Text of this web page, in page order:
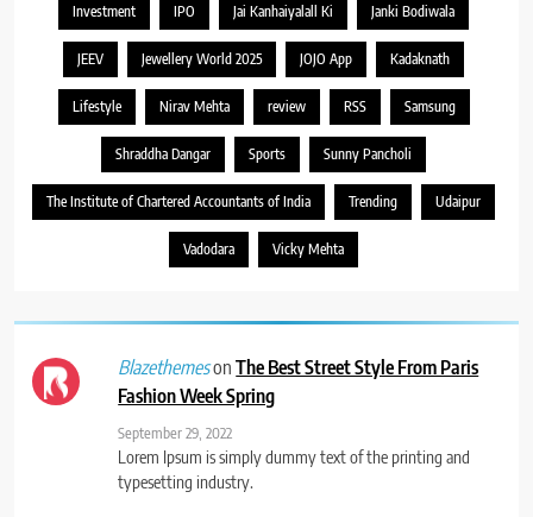
Investment IPO Jai Kanhaiyalall Ki Janki Bodiwala
JEEV Jewellery World 2025 JOJO App Kadaknath
Lifestyle Nirav Mehta review RSS Samsung
Shraddha Dangar Sports Sunny Pancholi
The Institute of Chartered Accountants of India Trending Udaipur
Vadodara Vicky Mehta
BlazethemesonThe Best Street Style From Paris
Fashion Week Spring
September 29, 2022
Lorem Ipsum is simply dummy text of the printing and
typesetting industry.